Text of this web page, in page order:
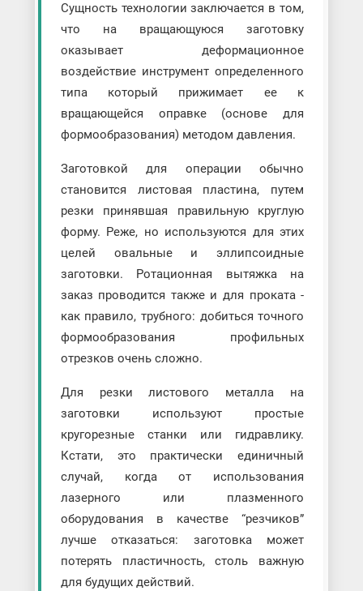
Сущность технологии заключается в том,
что на вращающуюся заготовку
оказывает деформационное
воздействие инструмент определенного
типа который прижимает ее к
вращающейся оправке (основе для
формообразования) методом давления.
Заготовкой для операции обычно
становится листовая пластина, путем
резки принявшая правильную круглую
форму. Реже, но используются для этих
целей овальные и эллипсоидные
заготовки. Ротационная вытяжка на
заказ проводится также и для проката -
как правило, трубного: добиться точного
формообразования профильных
отрезков очень сложно.
Для резки листового металла на
заготовки используют простые
кругорезные станки или гидравлику.
Кстати, это практически единичный
случай, когда от использования
лазерного или плазменного
оборудования в качестве “резчиков”
лучше отказаться: заготовка может
потерять пластичность, столь важную
для будущих действий.